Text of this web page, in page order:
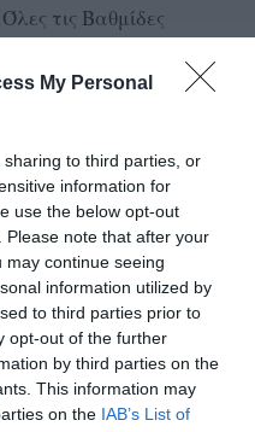
My Personal
to third parties, or
information for
use the below opt-out
note that after your
continue seeing
information utilized by
to third parties prior to
opt-out of the further
by third parties on the
This information may
on the IAB’s List of
τις Βαθμίδες
και ανοιχτά
Περιφερειακής
και την
Τα επίσημα